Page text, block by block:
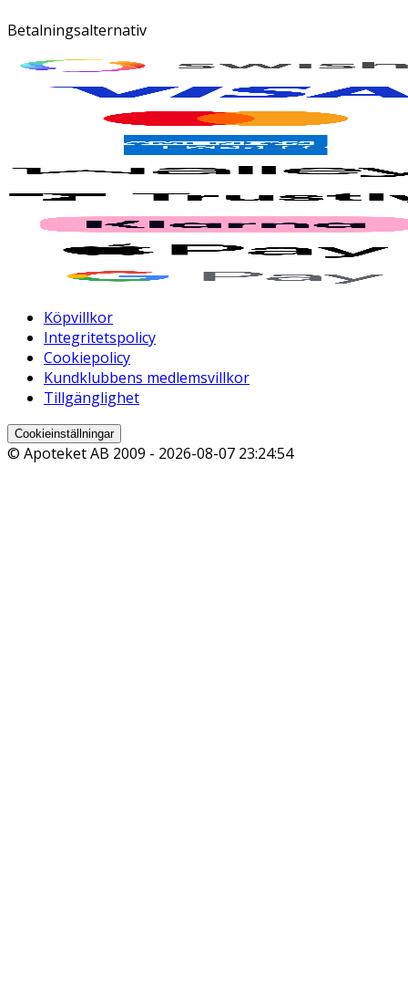
Betalningsalternativ
Köpvillkor
Integritetspolicy
Cookiepolicy
Kundklubbens medlemsvillkor
Tillgänglighet
Cookieinställningar
© Apoteket AB 2009 - 2026-08-07 23:24:54